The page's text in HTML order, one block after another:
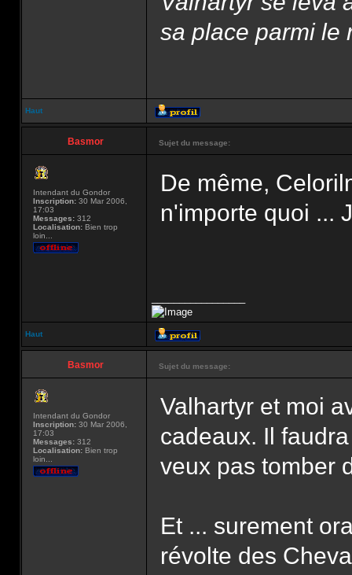
sa place parmi le
Haut
Basmor Sujet du message:
Intendant du Gondor
Inscription: 30 Mar 2006,
17:03
Messages: 312
Localisation: Bien trop
loin...
De même,
n'importe quoi ...
Haut
Basmor Sujet du message:
Intendant du Gondor
Inscription: 30 Mar 2006,
17:03
Messages: 312
Localisation: Bien trop
loin...
Valhartyr et moi
cadeaux. Il
veux pas tomber
Et ... surement
révolte des